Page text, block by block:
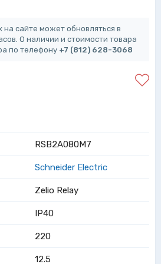
сайте может обновляться в
О наличии и стоимости товара
по телефону +7 (812) 628-3068
RSB2A080M7
Schneider Electric
Zelio Relay
IP40
220
12.5